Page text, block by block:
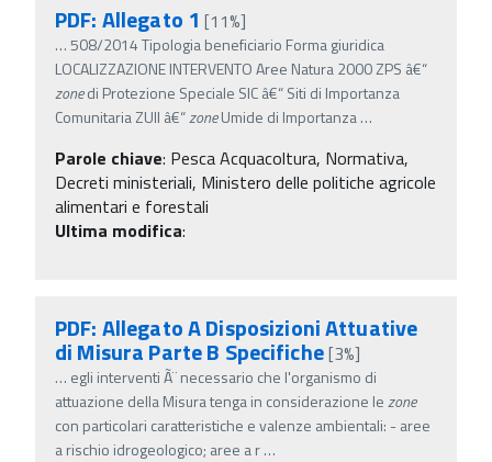
PDF: Allegato 1 [11%]
…508/2014 Tipologia beneficiario Forma giuridica
LOCALIZZAZIONE INTERVENTO Aree Natura 2000 ZPS â€“
zonedi Protezione Speciale SIC â€“ Siti di Importanza
Comunitaria ZUII â€“zoneUmide di Importanza…
Parole chiave: Pesca Acquacoltura, Normativa,
Decreti ministeriali, Ministero delle politiche agricole
alimentari e forestali
Ultima modifica:
PDF: Allegato A Disposizioni Attuative
di Misura Parte B Specifiche[3%]
… egli interventi Ã¨ necessario che l'organismo di
attuazione della Misura tenga in considerazione lezone
con particolari caratteristiche e valenze ambientali: - aree
a rischio idrogeologico; aree a r…